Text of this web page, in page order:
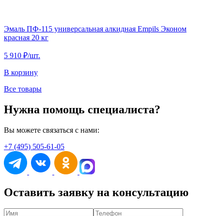
Эмаль ПФ-115 универсальная алкидная Empils Эконом
красная 20 кг
5 910 ₽/шт.
В корзину
Все товары
Нужна помощь специалиста?
Вы можете связаться с нами:
+7 (495) 505-61-05
Оставить заявку на консультацию